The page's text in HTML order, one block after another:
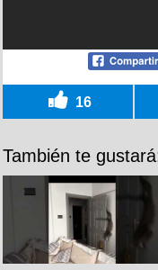
16
También te